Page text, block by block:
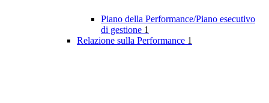
Piano della Performance/Piano esecutivo
di gestione 1
Relazione sulla Performance 1